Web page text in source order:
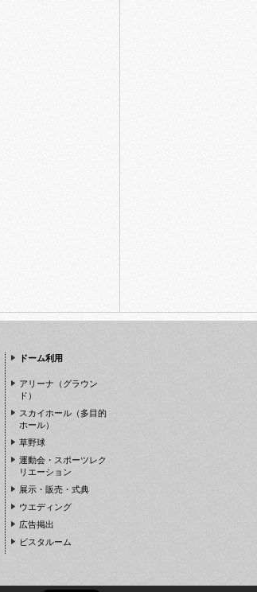
ドーム利用
アリーナ（グラウン
ド）
スカイホール（多目的
ホール）
草野球
運動会・スポーツレク
リエーション
展示・販売・式典
ウエディング
広告掲出
ビスタルーム